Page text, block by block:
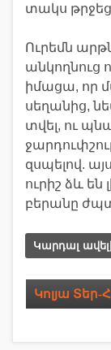
տակս
Ուրեմն
անկողնուց
իմացա, որ
սեղանից,
տվել, ու
զսպելով.
ուրիշ ձև են
բերանը
Կարդալ
Կոլյա Տեր-